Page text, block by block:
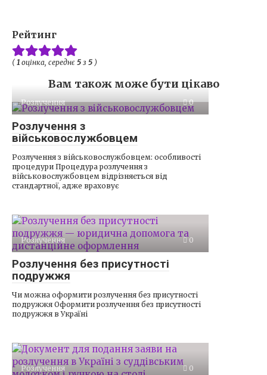
Рейтинг
( 1 оцінка, середнє 5 з 5 )
Вам також може бути цікаво
Розлучення 0
Розлучення з
військовослужбовцем
Розлучення з військовослужбовцем: особливості
процедури Процедура розлучення з
військовослужбовцем відрізняється від
стандартної, адже враховує
Розлучення 0
Розлучення без присутності
подружжя
Чи можна оформити розлучення без присутності
подружжя Оформити розлучення без присутності
подружжя в Україні
Розлучення 0